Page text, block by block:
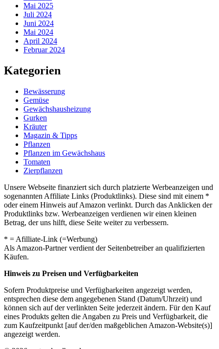
Mai 2025
Juli 2024
Juni 2024
Mai 2024
April 2024
Februar 2024
Kategorien
Bewässerung
Gemüse
Gewächshausheizung
Gurken
Kräuter
Magazin & Tipps
Pflanzen
Pflanzen im Gewächshaus
Tomaten
Zierpflanzen
Unsere Webseite finanziert sich durch platzierte Werbeanzeigen und
sogenannten Affiliate Links (Produktlinks). Diese sind mit einem *
oder einem Hinweis auf Amazon verlinkt. Durch das Anklicken der
Produktlinks bzw. Werbeanzeigen verdienen wir einen kleinen
Betrag, der uns hilft, diese Seite weiter zu verbessern.
* = Afilliate-Link (=Werbung)
Als Amazon-Partner verdient der Seitenbetreiber an qualifizierten
Käufen.
Hinweis zu Preisen und Verfügbarkeiten
Sofern Produktpreise und Verfügbarkeiten angezeigt werden,
entsprechen diese dem angegebenen Stand (Datum/Uhrzeit) und
können sich auf der verlinkten Seite jederzeit ändern. Für den Kauf
eines Produkts gelten die Angaben zu Preis und Verfügbarkeit, die
zum Kaufzeitpunkt [auf der/den maßgeblichen Amazon-Website(s)]
angezeigt werden.